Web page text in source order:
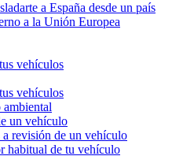
a España desde un país
a la Unión Europea
vehículos
vehículos
un vehículo
a revisión de un vehículo
habitual de tu vehículo